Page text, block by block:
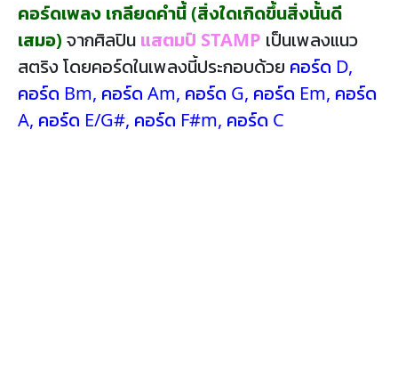
คอร์ดเพลง เกลียดคำนี้ (สิ่งใดเกิดขึ้นสิ่งนั้นดี
เสมอ) จากศิลปิน แสตมป์ STAMP เป็นเพลงแนว
สตริง โดยคอร์ดในเพลงนี้ประกอบด้วย คอร์ด D,
คอร์ด Bm, คอร์ด Am, คอร์ด G, คอร์ด Em, คอร์ด
A, คอร์ด E/G#, คอร์ด F#m, คอร์ด C